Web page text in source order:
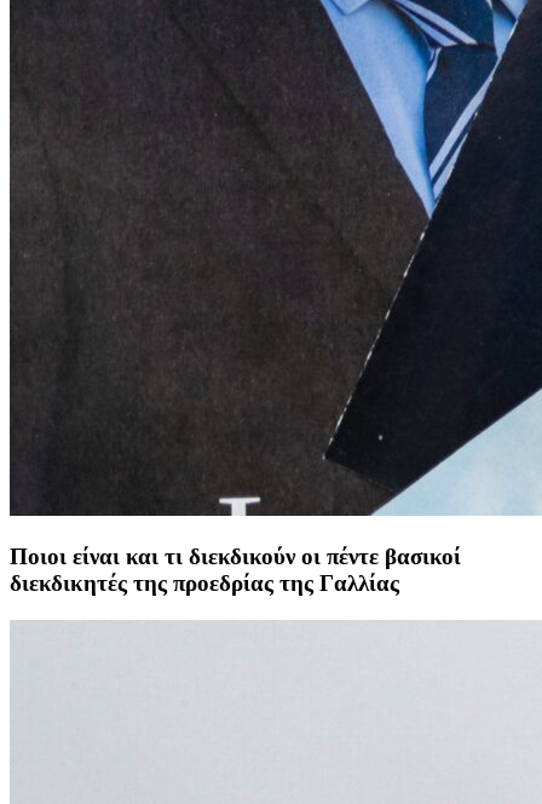
Ποιοι είναι και τι διεκδικούν οι πέντε βασικοί
διεκδικητές της προεδρίας της Γαλλίας